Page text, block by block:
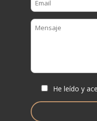
He leído y